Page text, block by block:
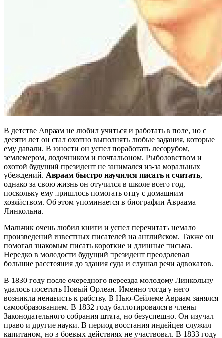
В детстве Авраам не любил учиться и работать в поле, но с
десяти лет он стал охотно выполнять любые задания, которые
ему давали. В юности он успел поработать лесорубом,
землемером, лодочником и почтальоном. Рыболовством и
охотой будущий президент не занимался из-за моральных
убеждений. Авраам быстро научился писать и считать,
однако за свою жизнь он отучился в школе всего год,
поскольку ему пришлось помогать отцу с домашним
хозяйством. Об этом упоминается в биографии Авраама
Линкольна.
Мальчик очень любил книги и успел перечитать немало
произведений известных писателей на английском. Также он
помогал знакомым писать короткие и длинные письма.
Нередко в молодости будущий президент преодолевал
большие расстояния до здания суда и слушал речи адвокатов.
В 1830 году после очередного переезда молодому Линкольну
удалось посетить Новый Орлеан. Именно тогда у него
возникла ненависть к рабству. В Нью-Сейлеме Авраам занялся
самообразованием. В 1832 году баллотировался в члены
Законодательного собрания штата, но безуспешно. Он изучал
право и другие науки. В период восстания индейцев служил
капитаном, но в боевых действиях не участвовал. В 1833 году